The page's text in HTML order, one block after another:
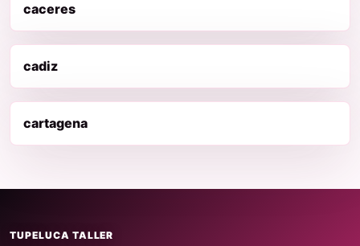
caceres
cadiz
cartagena
TUPELUCA TALLER